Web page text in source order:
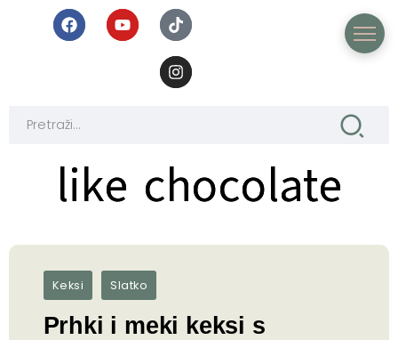
like chocolate
like chocolate
Keksi Slatko
Prhki i meki keksi s